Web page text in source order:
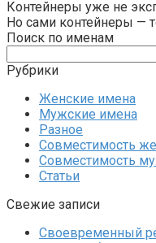
Контейнеры уже не
Но сами контейнеры —
Поиск по именам
Рубрики
Женские имена
Мужские имена
Разное
Совместимость
Совместимость
Статьи
Свежие записи
Своевременный